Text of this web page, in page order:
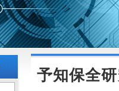
予知保全